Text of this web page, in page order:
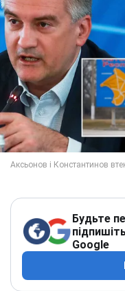
Будьте
Google